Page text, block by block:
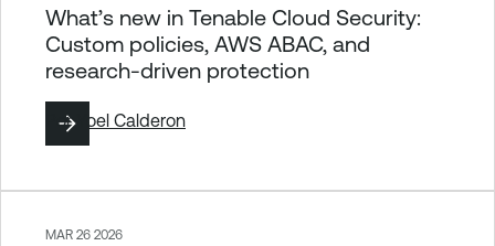
What’s new in Tenable Cloud Security:
Custom policies, AWS ABAC, and
research-driven protection
Por Yoel Calderon
MAR 26 2026